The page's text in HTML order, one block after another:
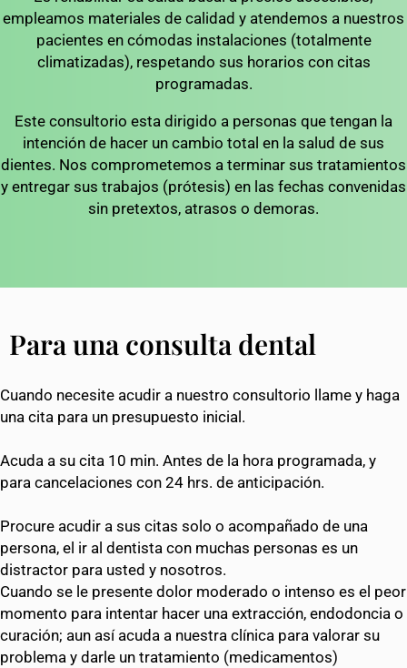
empleamos materiales de calidad y atendemos a nuestros
pacientes en cómodas instalaciones (totalmente
climatizadas), respetando sus horarios con citas
programadas.
Este consultorio esta dirigido a personas que tengan la
intención de hacer un cambio total en la salud de sus
dientes. Nos comprometemos a terminar sus tratamientos
y entregar sus trabajos (prótesis) en las fechas convenidas
sin pretextos, atrasos o demoras.
Para una consulta dental
Cuando necesite acudir a nuestro consultorio llame y haga
una cita para un presupuesto inicial.
Acuda a su cita 10 min. Antes de la hora programada, y
para cancelaciones con 24 hrs. de anticipación.
Procure acudir a sus citas solo o acompañado de una
persona, el ir al dentista con muchas personas es un
distractor para usted y nosotros.
Cuando se le presente dolor moderado o intenso es el peor
momento para intentar hacer una extracción, endodoncia o
curación; aun así acuda a nuestra clínica para valorar su
problema y darle un tratamiento (medicamentos)